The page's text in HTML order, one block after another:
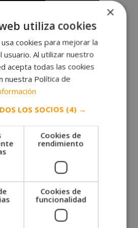
×
utiliza cookies
cookies para mejorar la
usuario. Al utilizar nuestro
acepta todas las cookies
nuestra Política de
LOS SOCIOS (4) →
Cookies de
rendimiento
Cookies de
funcionalidad